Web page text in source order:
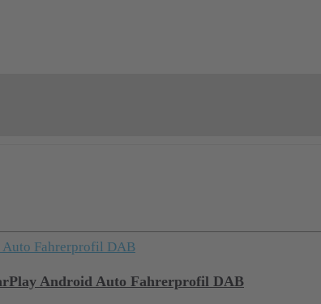
Android Auto Fahrerprofil DAB